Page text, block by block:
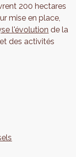
200 hectares
mise en place,
l'évolution de la
des activités